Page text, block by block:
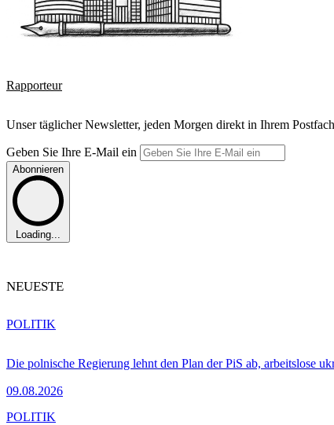
Rapporteur
Unser täglicher Newsletter, jeden Morgen direkt in Ihrem
Geben Sie Ihre E-Mail ein
Abonnieren
Loading...
NEUESTE
Die polnische Regierung lehnt den Plan der PiS ab, arbeitslose
09.08.2026
POLITIK
POLITIK